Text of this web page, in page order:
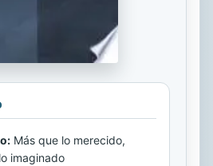
Más que lo merecido,
imaginado